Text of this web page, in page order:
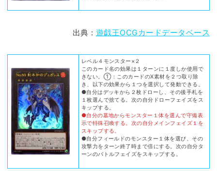
出典： 遊戯王OCGカードデータベース
レベル４モンスター×２
このカード名の効果は１ターンに１度しか使用で
きない。①：このカードのX素材を２つ取り除
き、以下の効果から１つを選択して発動できる。
●自分はデッキから２枚ドローし、その後手札を
１枚選んで捨てる。次の自分ドローフェイズをス
キップする。
●自分の墓地からモンスター１体を選んで守備表
示で特殊召喚する。次の自分メインフェイズ１を
スキップする。
●自分フィールドのモンスター１体を選び、その
攻撃力をターン終了時まで倍にする。次の自分タ
ーンのバトルフェイズをスキップする。